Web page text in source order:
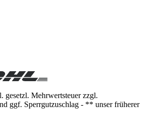
gesetzl. Mehrwertsteuer zzgl.
ggf. Sperrgutzuschlag - ** unser früherer